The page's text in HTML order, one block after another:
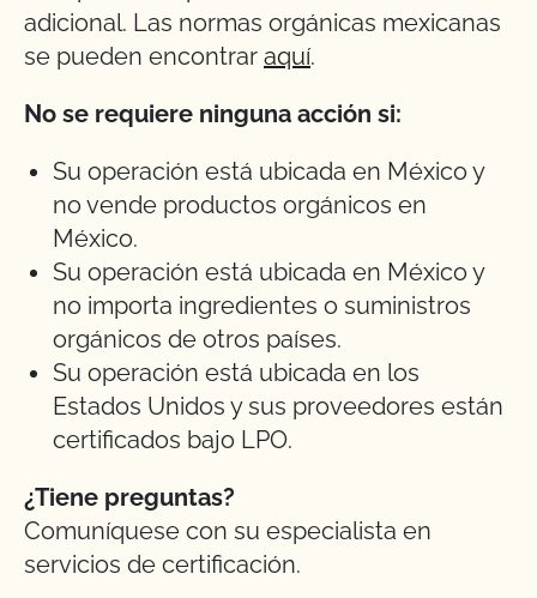
adicional. Las normas orgánicas mexicanas
se pueden encontrar aquí.
No se requiere ninguna acción si:
Su operación está ubicada en México y
no vende productos orgánicos en
México.
Su operación está ubicada en México y
no importa ingredientes o suministros
orgánicos de otros países.
Su operación está ubicada en los
Estados Unidos y sus proveedores están
certificados bajo LPO.
¿Tiene preguntas?
Comuníquese con su especialista en
servicios de certificación.